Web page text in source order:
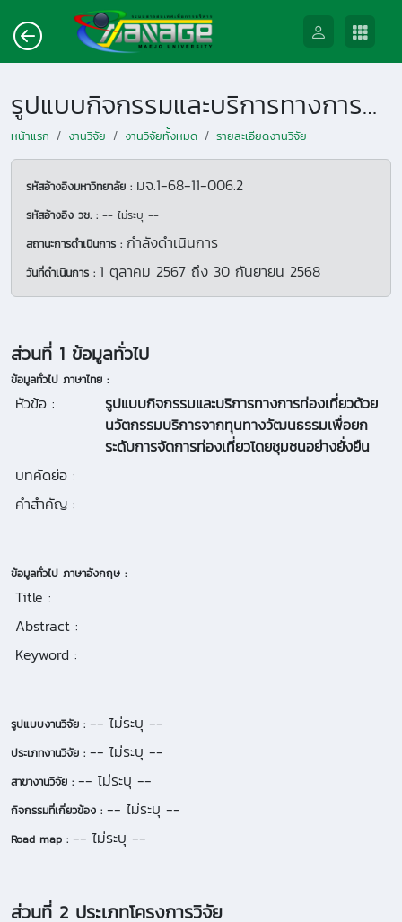
รูปแบบกิจกรรมและบริการทางการท่องเที่ยวด้วยนวัตกรรมบริการจากทุนทางวัฒนธรรมเพื่อยกระดับการจัดการท่องเที่ยวโดยชุมชนอย่างยั่งยืน
หน้าแรก งานวิจัย งานวิจัยทั้งหมด รายละเอียดงานวิจัย
รหัสอ้างอิงมหาวิทยาลัย : มจ.1-68-11-006.2
รหัสอ้างอิง วช. : -- ไม่ระบุ --
สถานะการดำเนินการ : กำลังดำเนินการ
วันที่ดำเนินการ : 1 ตุลาคม 2567 ถึง 30 กันยายน 2568
ส่วนที่ 1 ข้อมูลทั่วไป
ข้อมูลทั่วไป ภาษาไทย :
หัวข้อ :
รูปแบบกิจกรรมและบริการทางการท่องเที่ยวด้วย
นวัตกรรมบริการจากทุนทางวัฒนธรรมเพื่อยก
ระดับการจัดการท่องเที่ยวโดยชุมชนอย่างยั่งยืน
บทคัดย่อ :
คำสำคัญ :
ข้อมูลทั่วไป ภาษาอังกฤษ :
Title :
Abstract :
Keyword :
รูปแบบงานวิจัย : -- ไม่ระบุ --
ประเภทงานวิจัย : -- ไม่ระบุ --
สาขางานวิจัย : -- ไม่ระบุ --
กิจกรรมที่เกี่ยวข้อง : -- ไม่ระบุ --
Road map : -- ไม่ระบุ --
ส่วนที่ 2 ประเภทโครงการวิจัย